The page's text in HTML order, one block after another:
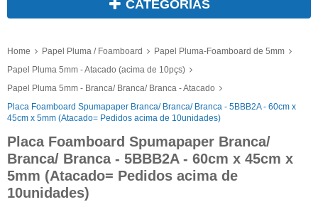
CATEGORIAS
Home Papel Pluma / Foamboard
Papel Pluma-Foamboard de 5mm
Papel Pluma 5mm - Atacado (acima de 10pçs)
Papel Pluma 5mm - Branca/ Branca/ Branca - Atacado
Placa Foamboard Spumapaper Branca/ Branca/ Branca - 5BBB2A - 60cm x
45cm x 5mm (Atacado= Pedidos acima de 10unidades)
Placa Foamboard Spumapaper Branca/
Branca/ Branca - 5BBB2A - 60cm x 45cm x
5mm (Atacado= Pedidos acima de
10unidades)